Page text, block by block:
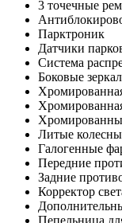
3 точечные
Парктроник
Датчики
Система
Боковые
Литые
Галогенные
Передние
Задние
Корректор